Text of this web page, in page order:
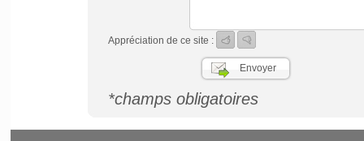
Appréciation de ce site :
*champs obligatoires